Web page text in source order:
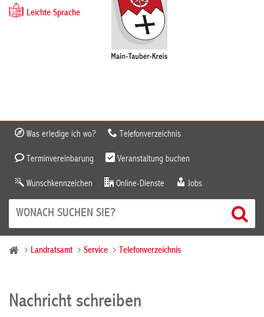
Leichte Sprache
Was erledige ich wo? Telefonverzeichnis
Terminvereinbarung Veranstaltung buchen
Wunschkennzeichen Online-Dienste Jobs
Landratsamt Service Telefonverzeichnis
Nachricht schreiben